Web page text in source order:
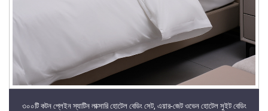
৩০০টি কটন প্লেইন স্যাটিন লাক্সারি হোটেল বেডিং সেট, এয়ার-জেট ওভেন হোটেল সুইট বেডিং